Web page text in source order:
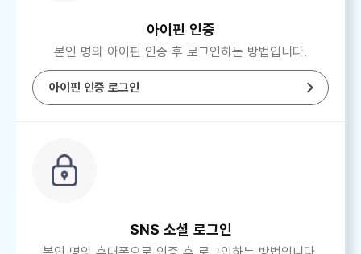
아이핀 인증
본인 명의 아이핀 인증 후 로그인하는 방법입니다.
아이핀 인증 로그인
SNS 소셜 로그인